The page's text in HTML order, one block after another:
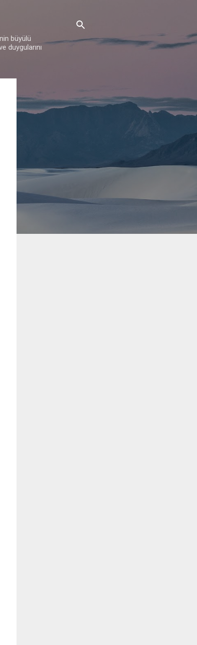
büyülü
duygularını